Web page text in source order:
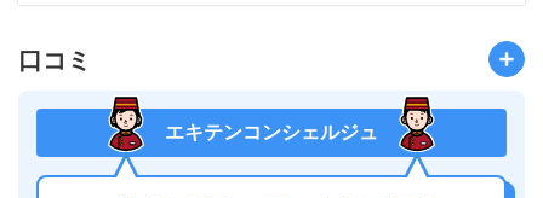
口コミ
エキテンコンシェルジュ